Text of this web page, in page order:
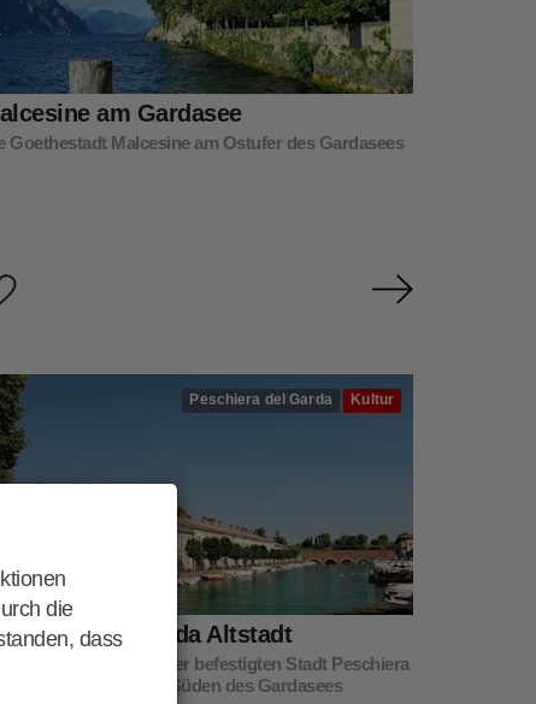
am Gardasee
Goethestadt Malcesine am Ostufer des Gardasees
Peschiera del Garda Kultur
del Garda Altstadt
in der befestigten Stadt Peschiera
Garda am Mincio im Süden des Gardasees
die
dass